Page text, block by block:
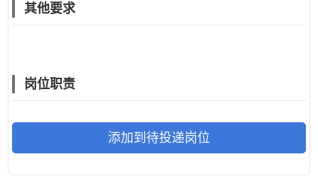
其他要求
岗位职责
添加到待投递岗位